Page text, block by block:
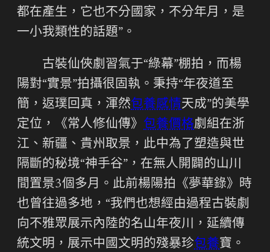
都在產生，它也不分國家，不分年月，是
一小我類性的話題”。
古裝仙俠劇習氣于“綠幕”棚拍，而楊
陽對“實景”拍攝很固執。秉持“年夜道至
簡，返璞回真，渾然包養感情天成”的美學
定位，《常人修仙傳》 包養價格劇組在浙
江、新疆、貴州取景，此中為了塑造與世
隔斷的秘境“神手谷”，在無人開闢的山川
間置景3個多月。此前楊陽拍《夢華錄》時
也曾往過多地，“我們也想經由過程古裝劇
向不雅眾展示內陸的名山年夜川，延續傳
統文明，展示中國文明的殘暴珍包養寶。